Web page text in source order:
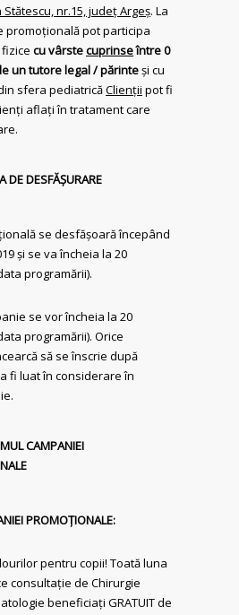
nr.15, județ Argeș. La
promoțională pot participa
cu vârstecuprinseîntre 0
un tutore legal / părinteși cu
sfera pediatricăClienții pot fi
aflați în tratament care
DE DESFĂŞURARE
se desfășoară începând
și se va încheia la 20
programării).
se vor încheia la 20
programării). Orice
să se înscrie după
fi luat în considerare în
CAMPANIEI
PROMOŢIONALE:
pentru copii! Toată luna
consultație de Chirurgie
beneficiați GRATUIT de